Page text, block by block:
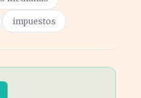
impuestos